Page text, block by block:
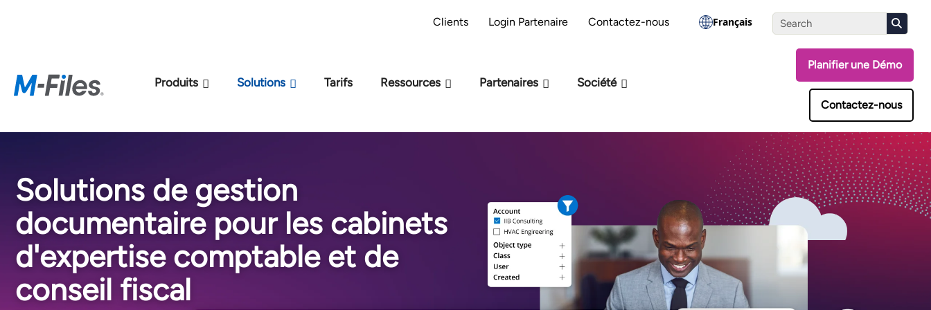
Clients Login Partenaire Contactez-nous Français
Produits Solutions Tarifs Ressources Partenaires Société
Planifier une Démo
Contactez-nous
Solutions de gestion
documentaire pour les cabinets
d'expertise comptable et de
conseil fiscal
Passez le test d'évaluation